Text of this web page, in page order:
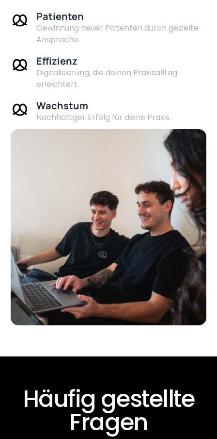
Patienten
Gewinnung neuer Patienten durch gezielte
Ansprache.
Effizienz
Digitalisierung, die deinen Praxisalltag
erleichtert.
Wachstum
Nachhaltiger Erfolg für deine Praxis.
Häufig gestellte
Fragen